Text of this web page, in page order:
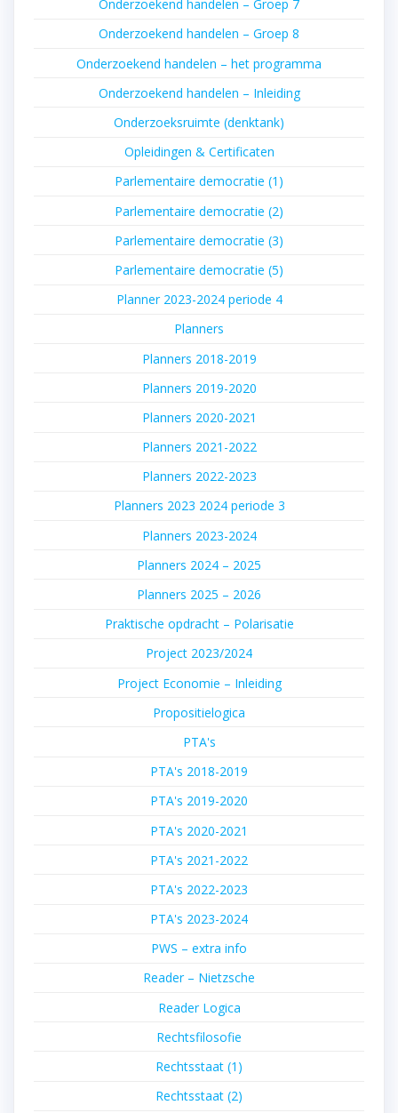
Onderzoekend handelen – Groep 7
Onderzoekend handelen – Groep 8
Onderzoekend handelen – het programma
Onderzoekend handelen – Inleiding
Onderzoeksruimte (denktank)
Opleidingen & Certificaten
Parlementaire democratie (1)
Parlementaire democratie (2)
Parlementaire democratie (3)
Parlementaire democratie (5)
Planner 2023-2024 periode 4
Planners
Planners 2018-2019
Planners 2019-2020
Planners 2020-2021
Planners 2021-2022
Planners 2022-2023
Planners 2023 2024 periode 3
Planners 2023-2024
Planners 2024 – 2025
Planners 2025 – 2026
Praktische opdracht – Polarisatie
Project 2023/2024
Project Economie – Inleiding
Propositielogica
PTA's
PTA's 2018-2019
PTA's 2019-2020
PTA's 2020-2021
PTA's 2021-2022
PTA's 2022-2023
PTA's 2023-2024
PWS – extra info
Reader – Nietzsche
Reader Logica
Rechtsfilosofie
Rechtsstaat (1)
Rechtsstaat (2)